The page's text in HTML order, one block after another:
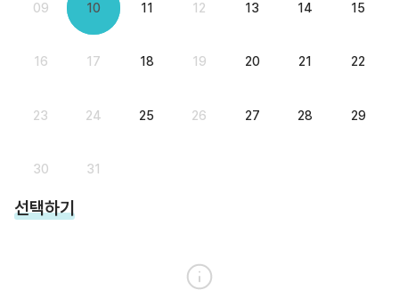
09 10 11 12 13 14 15
16 17 18 19 20 21 22
23 24 25 26 27 28 29
30 31
선택하기